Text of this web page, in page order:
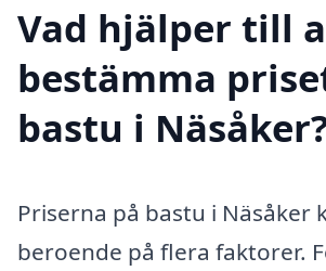
Vad hjälper till
bestämma
bastu i
Priserna på bastu i Näsåker
beroende på flera faktorer.